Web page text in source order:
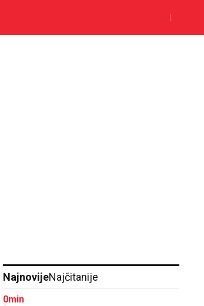
NajnovijeNajčitanije
0min